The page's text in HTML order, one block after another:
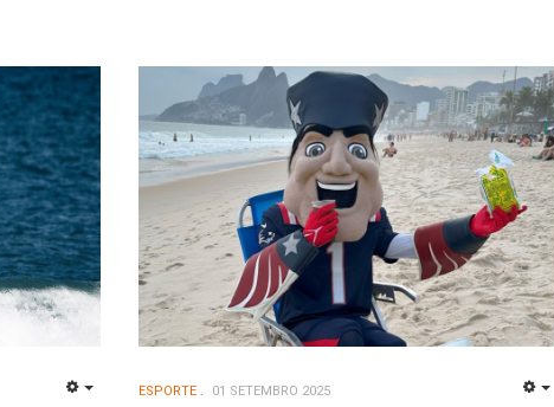
ESPORTE 01 SETEMBRO 2025